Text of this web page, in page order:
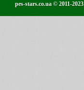
pes-stars.co.ua © 2011-2023